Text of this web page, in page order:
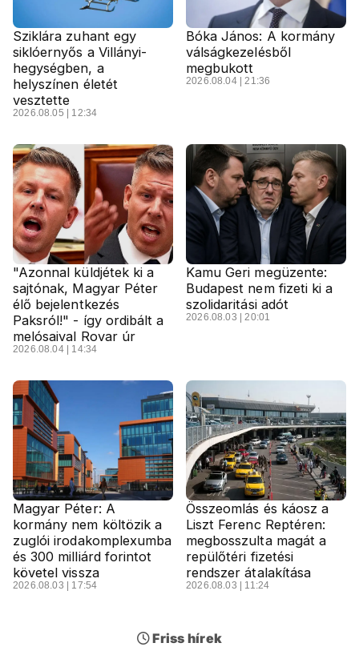
Sziklára zuhant egy
siklóernyős a Villányi-
hegységben, a
helyszínen életét
vesztette
2026.08.05 | 12:34
Bóka János: A kormány
válságkezelésből
megbukott
2026.08.04 | 21:36
"Azonnal küldjétek ki a
sajtónak, Magyar Péter
élő bejelentkezés
Paksról!" - így ordibált a
melósaival Rovar úr
2026.08.04 | 14:34
Kamu Geri megüzente:
Budapest nem fizeti ki a
szolidaritási adót
2026.08.03 | 20:01
Magyar Péter: A
kormány nem költözik a
zuglói irodakomplexumba
és 300 milliárd forintot
követel vissza
2026.08.03 | 17:54
Összeomlás és káosz a
Liszt Ferenc Reptéren:
megbosszulta magát a
repülőtéri fizetési
rendszer átalakítása
2026.08.03 | 11:24
Friss hírek